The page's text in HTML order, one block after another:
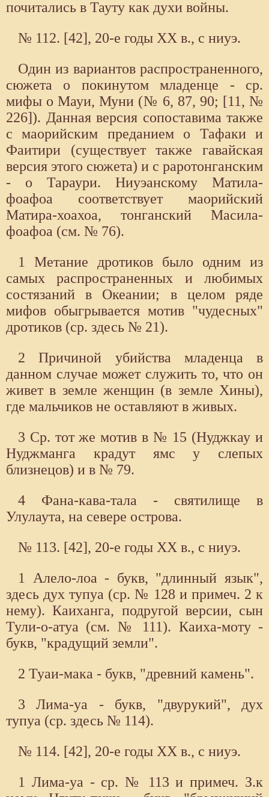
почитались в Тауту как духи войны.
№ 112. [42], 20-е годы XX в., с ниуэ.
Один из вариантов распространенного,
сюжета о покинутом младенце - ср.
мифы о Мауи, Муни (№ 6, 87, 90; [11, №
226]). Данная версия сопоставима также
с маорийским преданием о Тафаки и
Фаитири (существует также гавайская
версия этого сюжета) и с раротонганским
- о Тараури. Ниуэанскому Матила-
фоафоа соответствует маорийский
Матира-хоахоа, тонганский Масила-
фоафоа (см. № 76).
1 Метание дротиков было одним из
самых распространенных и любимых
состязаний в Океании; в целом ряде
мифов обыгрывается мотив "чудесных"
дротиков (ср. здесь № 21).
2 Причиной убийства младенца в
данном случае может служить то, что он
живет в земле женщин (в земле Хины),
где мальчиков не оставляют в живых.
3 Ср. тот же мотив в № 15 (Нуджкау и
Нуджманга крадут ямс у слепых
близнецов) и в № 79.
4 Фана-кава-тала - святилище в
Улулаута, на севере острова.
№ 113. [42], 20-е годы XX в., с ниуэ.
1 Алело-лоа - букв, "длинный язык",
здесь дух тупуа (ср. № 128 и примеч. 2 к
нему). Каиханга, подругой версии, сын
Тули-о-атуа (см. № 111). Каиха-моту -
букв, "крадущий земли".
2 Туаи-мака - букв, "древний камень".
3 Лима-уа - букв, "двурукий", дух
тупуа (ср. здесь № 114).
№ 114. [42], 20-е годы XX в., с ниуэ.
1 Лима-уа - ср. № 113 и примеч. З.к